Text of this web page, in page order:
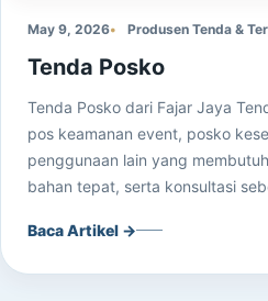
May 9, 2026 Produsen Tenda &
Tenda Posko
Tenda Posko dari Fajar Jaya
pos keamanan event, posko
penggunaan lain yang
bahan tepat, serta konsultasi
Baca Artikel →